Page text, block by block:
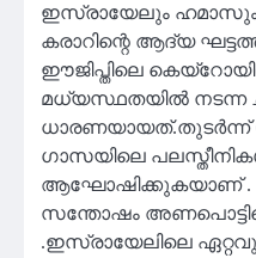
ഇസ്രായേലും ഹമാസും
കരാറിന്റെ ആദ്യ
ഈജിപ്തിലെ
മധ്യസ്ഥതയില്‍ നടന്ന
ധാരണയായത്.തുടർന്ന്
ഗാസയിലെ
ആഘോഷിക്കുകയാണ് .
സന്തോഷം
.ഇസ്രായേലിലെ